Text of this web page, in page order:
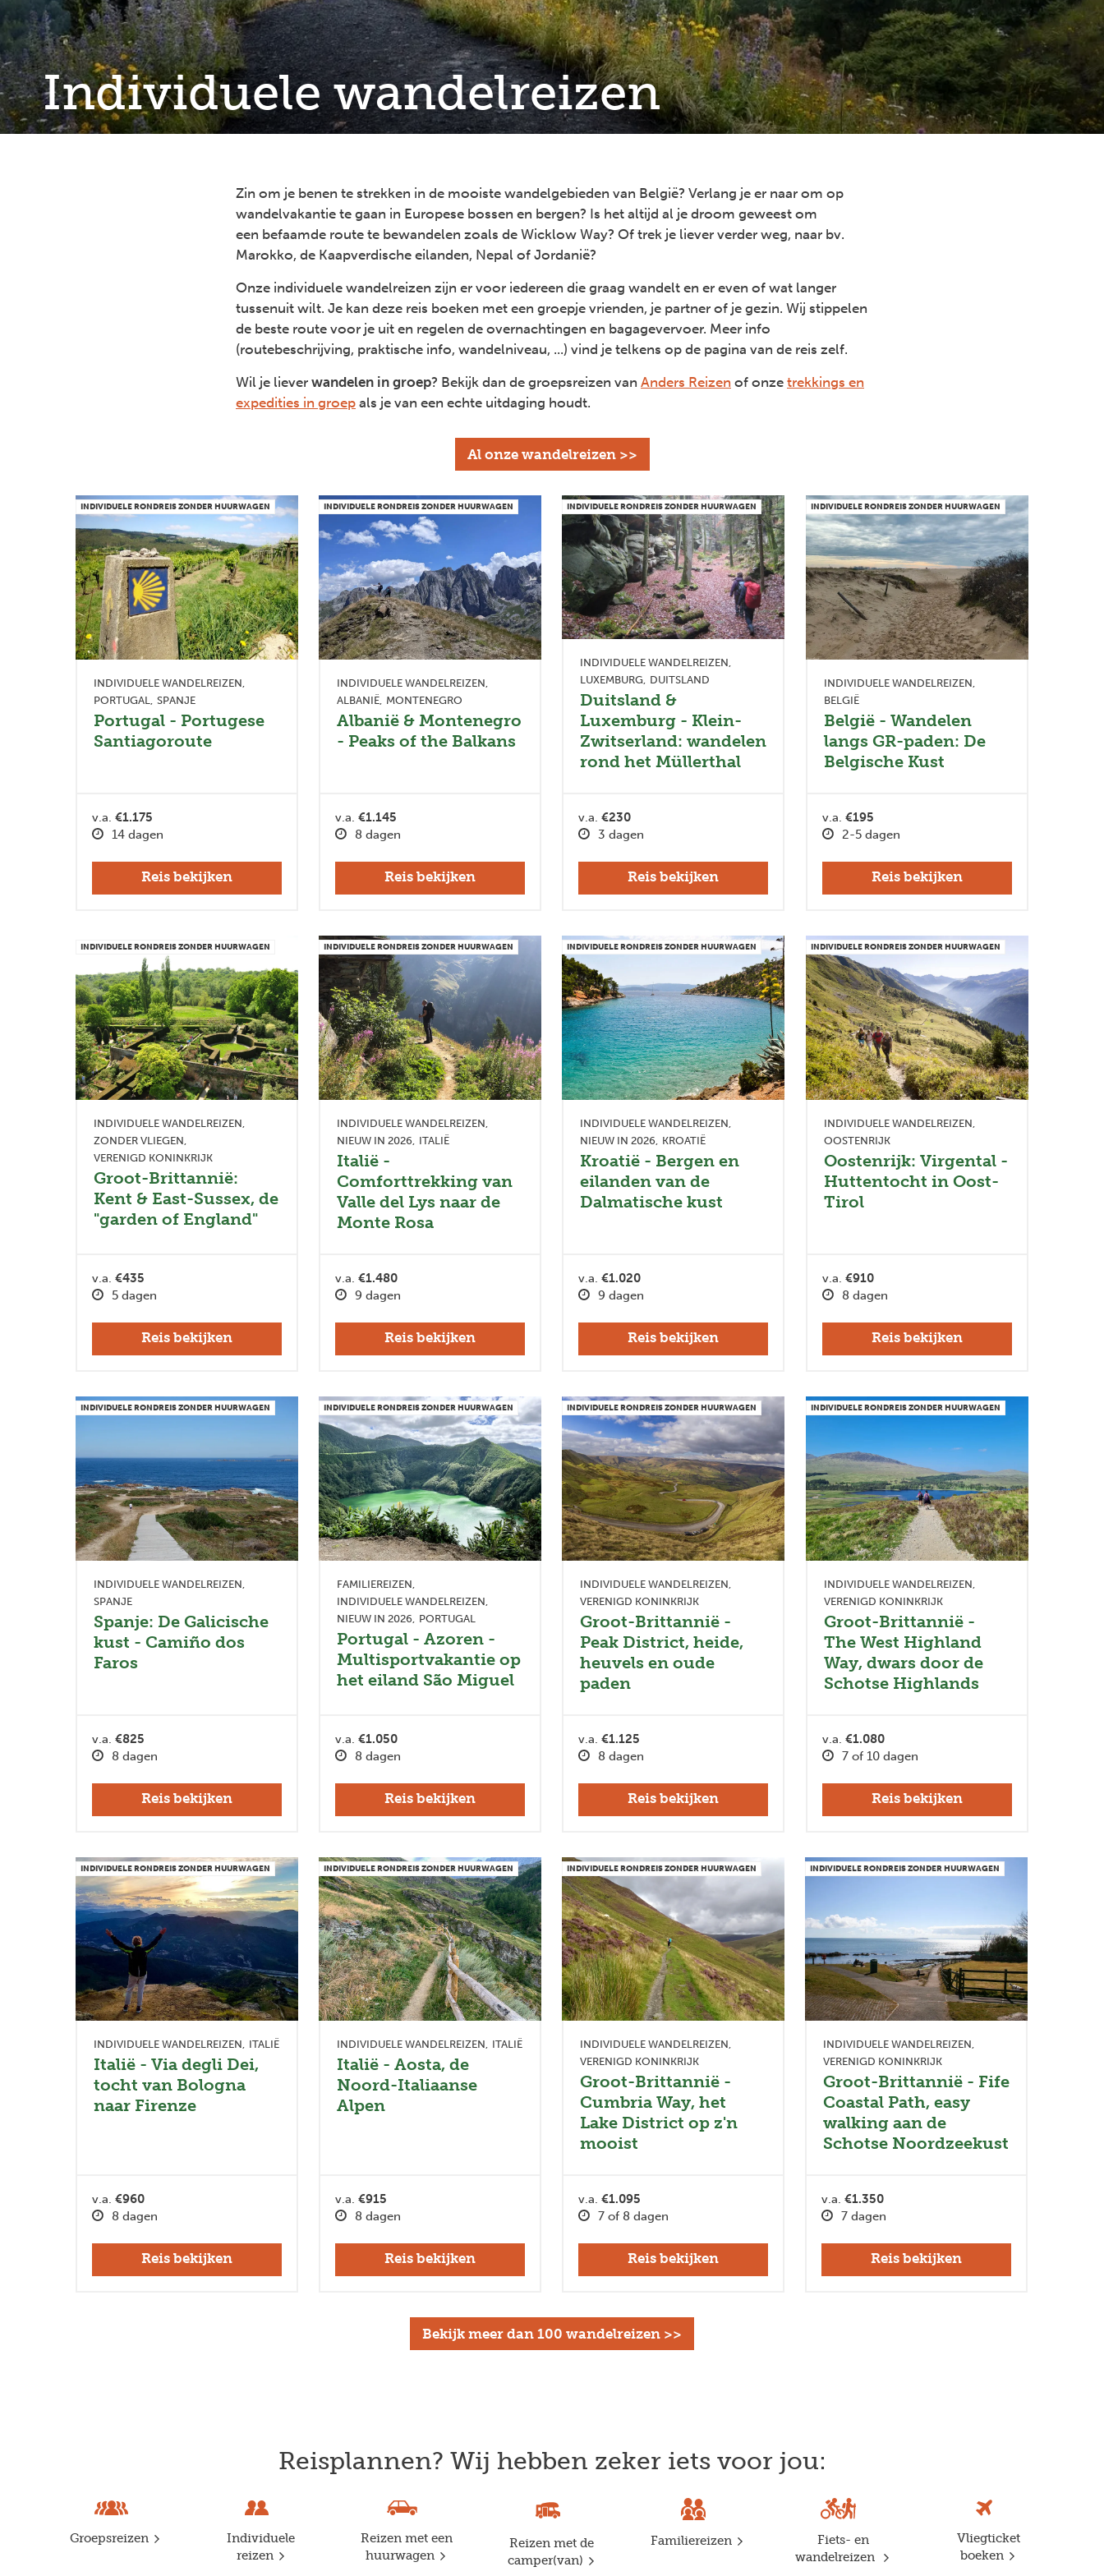
Individuele wandelreizen
Zin om je benen te strekken in de mooiste wandelgebieden van België? Verlang je er naar om op
wandelvakantie te gaan in Europese bossen en bergen? Is het altijd al je droom geweest om
een befaamde route te bewandelen zoals de Wicklow Way? Of trek je liever verder weg, naar bv.
Marokko, de Kaapverdische eilanden, Nepal of Jordanië?
Onze individuele wandelreizen zijn er voor iedereen die graag wandelt en er even of wat langer
tussenuit wilt. Je kan deze reis boeken met een groepje vrienden, je partner of je gezin. Wij stippelen
de beste route voor je uit en regelen de overnachtingen en bagagevervoer. Meer info
(routebeschrijving, praktische info, wandelniveau, ...) vind je telkens op de pagina van de reis zelf.
Wil je liever wandelen in groep? Bekijk dan de groepsreizen van Anders Reizen of onze trekkings en
expedities in groep als je van een echte uitdaging houdt.
Al onze wandelreizen >>
INDIVIDUELE RONDREIS ZONDER HUURWAGEN
INDIVIDUELE WANDELREIZEN
PORTUGAL
SPANJE
Portugal - Portugese
Santiagoroute
v.a. €1.175
14 dagen
Reis bekijken
INDIVIDUELE RONDREIS ZONDER HUURWAGEN
INDIVIDUELE WANDELREIZEN
ALBANIË MONTENEGRO
Albanië & Montenegro
- Peaks of the Balkans
v.a. €1.145
8 dagen
Reis bekijken
INDIVIDUELE RONDREIS ZONDER HUURWAGEN
INDIVIDUELE WANDELREIZEN
LUXEMBURG
DUITSLAND
Duitsland &
Luxemburg - Klein-
Zwitserland: wandelen
rond het Müllerthal
v.a. €230
3 dagen
Reis bekijken
INDIVIDUELE RONDREIS ZONDER HUURWAGEN
INDIVIDUELE WANDELREIZEN
BELGIË
België - Wandelen
langs GR-paden: De
Belgische Kust
v.a. €195
2-5 dagen
Reis bekijken
INDIVIDUELE RONDREIS ZONDER HUURWAGEN
INDIVIDUELE WANDELREIZEN
ZONDER VLIEGEN
VERENIGD KONINKRIJK
Groot-Brittannië:
Kent & East-Sussex, de
"garden of England"
v.a. €435
5 dagen
Reis bekijken
INDIVIDUELE RONDREIS ZONDER HUURWAGEN
INDIVIDUELE WANDELREIZEN
NIEUW IN 2026
ITALIË
Italië -
Comforttrekking van
Valle del Lys naar de
Monte Rosa
v.a. €1.480
9 dagen
Reis bekijken
INDIVIDUELE RONDREIS ZONDER HUURWAGEN
INDIVIDUELE WANDELREIZEN
NIEUW IN 2026
KROATIË
Kroatië - Bergen en
eilanden van de
Dalmatische kust
v.a. €1.020
9 dagen
Reis bekijken
INDIVIDUELE RONDREIS ZONDER HUURWAGEN
INDIVIDUELE WANDELREIZEN
OOSTENRIJK
Oostenrijk: Virgental -
Huttentocht in Oost-
Tirol
v.a. €910
8 dagen
Reis bekijken
INDIVIDUELE RONDREIS ZONDER HUURWAGEN
INDIVIDUELE WANDELREIZEN
SPANJE
Spanje: De Galicische
kust - Camiño dos
Faros
v.a. €825
8 dagen
Reis bekijken
INDIVIDUELE RONDREIS ZONDER HUURWAGEN
FAMILIEREIZEN
INDIVIDUELE WANDELREIZEN
NIEUW IN 2026
PORTUGAL
Portugal - Azoren -
Multisportvakantie op
het eiland São Miguel
v.a. €1.050
8 dagen
Reis bekijken
INDIVIDUELE RONDREIS ZONDER HUURWAGEN
INDIVIDUELE WANDELREIZEN
VERENIGD KONINKRIJK
Groot-Brittannië -
Peak District, heide,
heuvels en oude
paden
v.a. €1.125
8 dagen
Reis bekijken
INDIVIDUELE RONDREIS ZONDER HUURWAGEN
INDIVIDUELE WANDELREIZEN
VERENIGD KONINKRIJK
Groot-Brittannië -
The West Highland
Way, dwars door de
Schotse Highlands
v.a. €1.080
7 of 10 dagen
Reis bekijken
INDIVIDUELE RONDREIS ZONDER HUURWAGEN
INDIVIDUELE WANDELREIZEN ITALIË
Italië - Via degli Dei,
tocht van Bologna
naar Firenze
v.a. €960
8 dagen
Reis bekijken
INDIVIDUELE RONDREIS ZONDER HUURWAGEN
INDIVIDUELE WANDELREIZEN ITALIË
Italië - Aosta, de
Noord-Italiaanse
Alpen
v.a. €915
8 dagen
Reis bekijken
INDIVIDUELE RONDREIS ZONDER HUURWAGEN
INDIVIDUELE WANDELREIZEN
VERENIGD KONINKRIJK
Groot-Brittannië -
Cumbria Way, het
Lake District op z'n
mooist
v.a. €1.095
7 of 8 dagen
Reis bekijken
INDIVIDUELE RONDREIS ZONDER HUURWAGEN
INDIVIDUELE WANDELREIZEN
VERENIGD KONINKRIJK
Groot-Brittannië - Fife
Coastal Path, easy
walking aan de
Schotse Noordzeekust
v.a. €1.350
7 dagen
Reis bekijken
Bekijk meer dan 100 wandelreizen >>
Reisplannen? Wij hebben zeker iets voor jou:
Groepsreizen
Individuele
reizen
Reizen met een
huurwagen
Reizen met de
camper(van)
Familiereizen
Fiets- en
wandelreizen
Vliegticket
boeken